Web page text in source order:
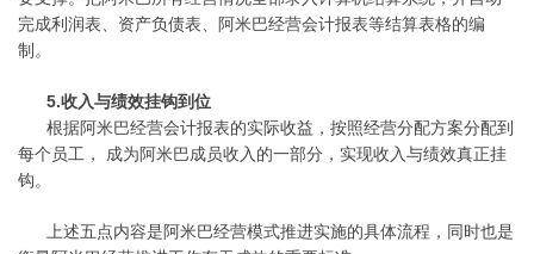
完成利润表、资产负债表、阿米巴经营会计报表等结算表格的编
制。
5.收入与绩效挂钩到位
根据阿米巴经营会计报表的实际收益，按照经营分配方案分配到
每个员工， 成为阿米巴成员收入的一部分，实现收入与绩效真正挂
钩。
上述五点内容是阿米巴经营模式推进实施的具体流程，同时也是